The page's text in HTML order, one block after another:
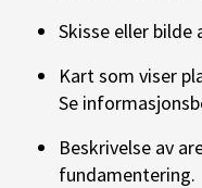
Skisse eller bilde
Kart som viser
Se
Beskrivelse av
fundamentering.